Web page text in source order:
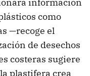
como
—recoge el
de desechos
costeras sugiere
plastifera crea